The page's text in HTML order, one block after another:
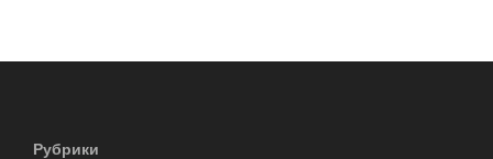
Рубрики